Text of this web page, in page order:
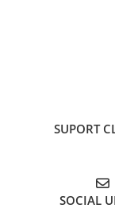
SUPORT
SOCIAL